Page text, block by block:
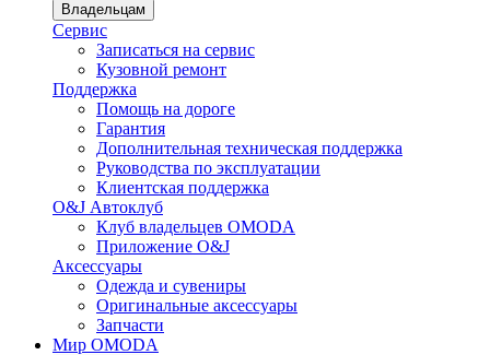
Владельцам
Сервис
Записаться на сервис
Кузовной ремонт
Поддержка
Помощь на дороге
Гарантия
Дополнительная техническая поддержка
Руководства по эксплуатации
Клиентская поддержка
O&J Автоклуб
Клуб владельцев OMODA
Приложение O&J
Аксессуары
Одежда и сувениры
Оригинальные аксессуары
Запчасти
Мир OMODA